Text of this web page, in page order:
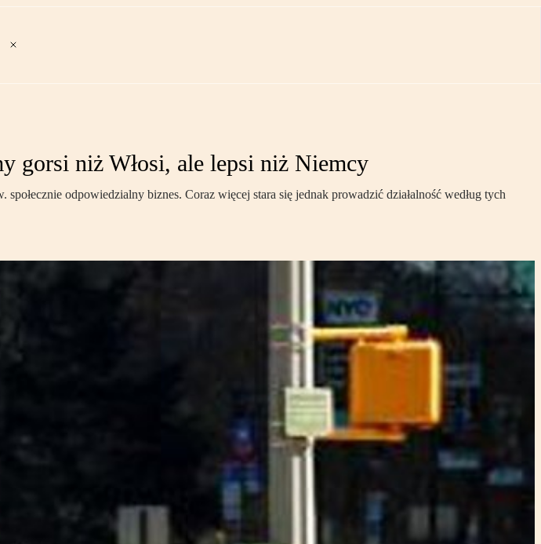
gorsi niż Włosi, ale lepsi niż Niemcy
odpowiedzialny biznes. Coraz więcej stara się jednak prowadzić działalność według tych